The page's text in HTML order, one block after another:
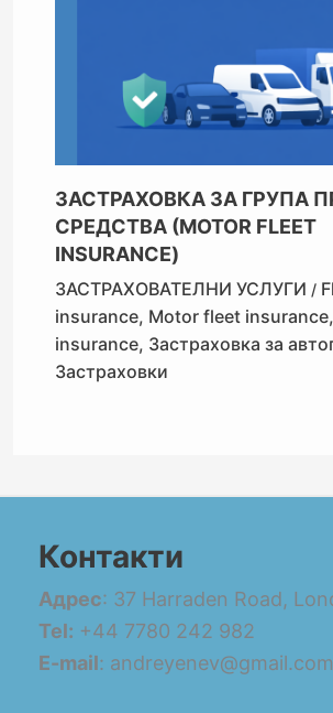
ЗАСТРАХОВКА ЗА ГРУПА
СРЕДСТВА (MOTOR FLEET
INSURANCE)
ЗАСТРАХОВАТЕЛНИ УСЛУГИ /
insurance, Motor fleet insurance,
insurance, Застраховка за
Застраховки
Контакти
Адрес: 37 Harraden Road,
Tel: +44 7780 242 982
E-mail: andreyenev@gmail.com